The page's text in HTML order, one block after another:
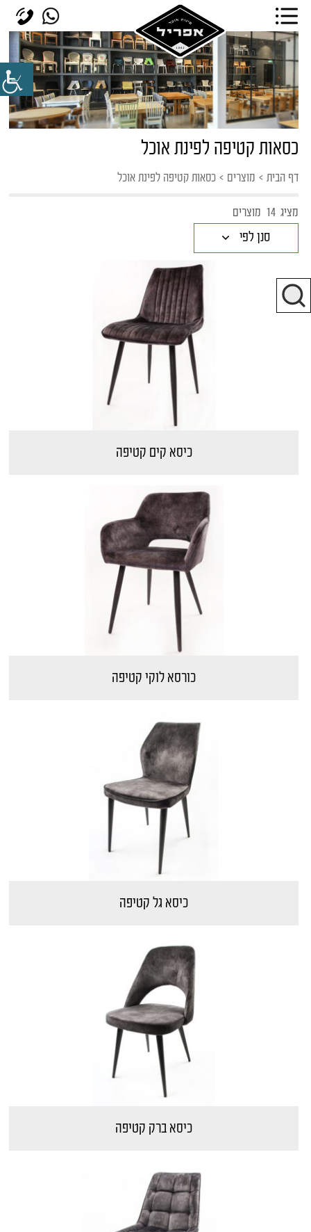
חיפוש מוצרים
כסאות קטיפה לפינת אוכל
דף הבית > מוצרים > כסאות קטיפה לפינת אוכל
מציג 14 מוצרים
סנן לפי
כיסאות כפריים
כיסאות מודרניים
כיסאות מרופדים לפינת אוכל
כסאות צבעוניים לפינת אוכל
כסאות קטיפה לפינת אוכל
כיסא קים קטיפה
כורסא לוקי קטיפה
כיסא גל קטיפה
כיסא ברק קטיפה